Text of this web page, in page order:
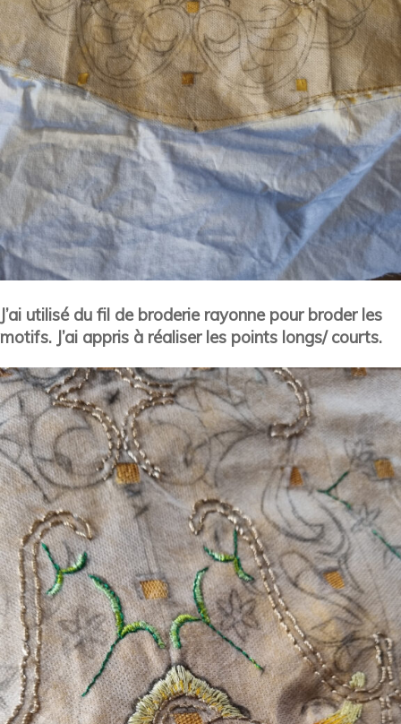
J’ai utilisé du fil de broderie rayonne pour broder les
motifs. J’ai appris à réaliser les points longs/ courts.